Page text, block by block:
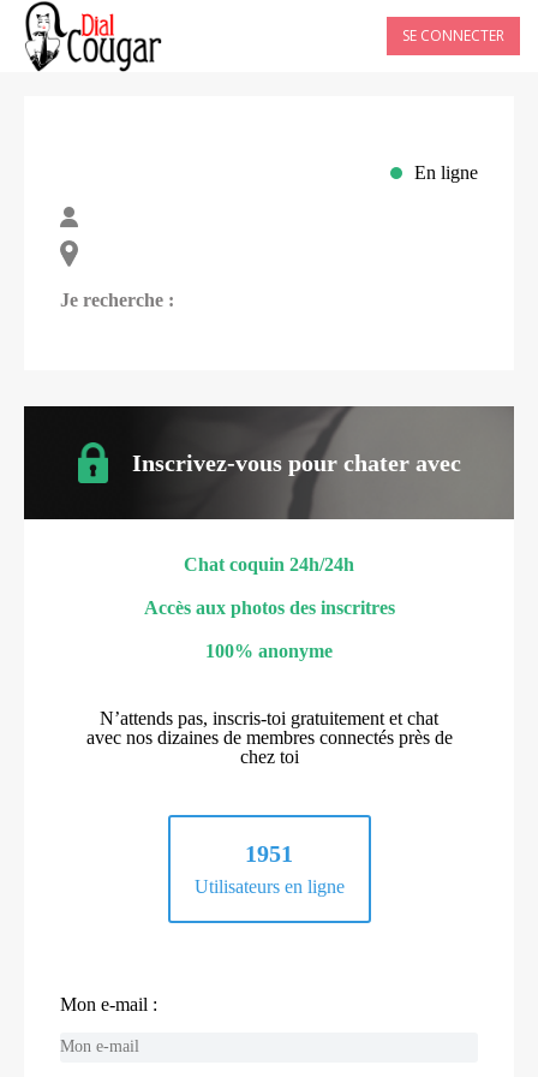
SE CONNECTER
En ligne
Je recherche :
Inscrivez-vous pour chater avec
Chat coquin 24h/24h
Accès aux photos des inscritres
100% anonyme
N’attends pas, inscris-toi gratuitement et chat
avec nos dizaines de membres connectés près de
chez toi
1951
Utilisateurs en ligne
Mon e-mail :